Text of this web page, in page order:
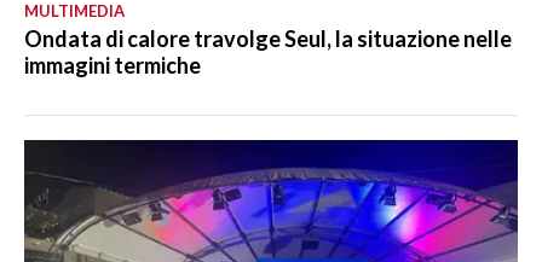
MULTIMEDIA
Ondata di calore travolge Seul, la situazione nelle
immagini termiche